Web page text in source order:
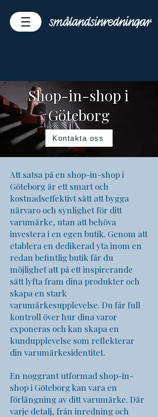
Shop-in-shop i
Göteborg
Kontakta oss
Att satsa på en shop-in-shop i
Göteborg är ett smart och
kostnadseffektivt sätt att bygga
närvaro och synlighet för ditt
varumärke, utan att behöva
investera i en egen butik. Genom att
etablera en dedikerad yta inom en
redan befintlig butik får du
möjlighet att på ett inspirerande
sätt lyfta fram dina produkter och
skapa en stark
varumärkesupplevelse. Du får full
kontroll över hur dina varor
exponeras och kan skapa en
kundupplevelse som reflekterar
din varumärkesidentitet.
En noggrant utformad shop-in-
shop i Göteborg kan vara en
förlängning av ditt varumärke. Där
varje detalj, från inredning och